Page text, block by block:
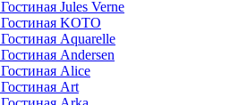
Гостиная Jules Verne
Гостиная KOTO
Гостиная Aquarelle
Гостиная Andersen
Гостиная Alice
Гостиная Art